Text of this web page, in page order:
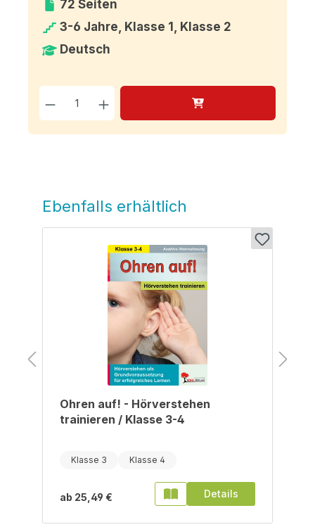
72 Seiten
3-6 Jahre, Klasse 1, Klasse 2
Deutsch
Produkt Anzahl: Gib den
Produktgalerie überspringen
Ebenfalls erhältlich
Ohren auf! - Hörverstehen
trainieren / Klasse 3-4
Klasse 3 Klasse 4
ab 25,49 € Details